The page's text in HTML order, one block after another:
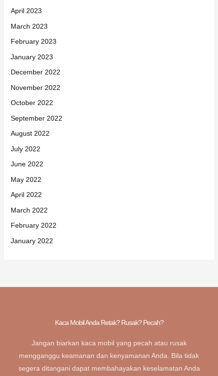
April 2023
March 2023
February 2023
January 2023
December 2022
November 2022
October 2022
September 2022
August 2022
July 2022
June 2022
May 2022
April 2022
March 2022
February 2022
January 2022
Kaca Mobil Anda Retak? Rusak? Pecah?
Jangan biarkan kaca mobil yang pecah atau rusak
mengganggu keamanan dan kenyamanan Anda. Bila tidak
segera ditangani dapat membahayakan keselamatan Anda